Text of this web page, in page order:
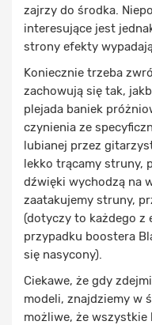
zajrzy do środka.
interesujące jest
strony efekty
Koniecznie trzeba
zachowują się tak,
plejada baniek
czynienia ze
lubianej przez
lekko trącamy struny,
dźwięki wychodzą na
zaatakujemy struny,
(dotyczy to każdego z
przypadku boostera
się nasycony).
Ciekawe, że gdy
modeli, znajdziemy w
możliwe, że